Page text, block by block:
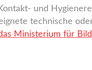
und
technische
Ministerium für